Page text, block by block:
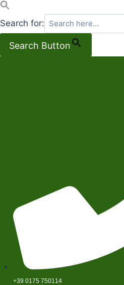
Search for:
Search Button
+39 0175 750114